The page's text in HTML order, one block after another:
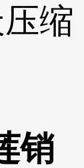
缩
销